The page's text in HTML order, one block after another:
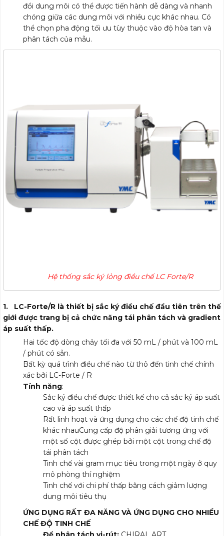
đổi dung môi có thể được tiến hành dễ dàng và nhanh
chóng giữa các dung môi với nhiều cực khác nhau. Có
thể chọn pha động tối ưu tùy thuộc vào độ hòa tan và
phân tách của mẫu.
Hệ thống sắc ký lỏng điều chế LC Forte/R
1. LC-Forte/R là thiết bị sắc ký điều chế đầu tiên trên thế
giới được trang bị cả chức năng tái phân tách và gradient
áp suất thấp.
Hai tốc độ dòng chảy tối đa với 50 mL / phút và 100 mL
/ phút có sẵn.
Bất kỳ quá trình điều chế nào từ thô đến tinh chế chính
xác bởi LC-Forte / R
Tính năng:
Sắc ký điều chế được thiết kế cho cả sắc ký áp suất
cao và áp suất thấp
Rất linh hoạt và ứng dụng cho các chế độ tinh chế
khác nhauCung cấp độ phân giải tương ứng với
một số cột được ghép bởi một cột trong chế độ
tái phân tách
Tinh chế vài gram mục tiêu trong một ngày ở quy
mô phòng thí nghiệm
Tinh chế với chi phí thấp bằng cách giảm lượng
dung môi tiêu thụ
ỨNG DỤNG RẤT ĐA NĂNG VÀ ỨNG DỤNG CHO NHIỀU
CHẾ ĐỘ TINH CHẾ